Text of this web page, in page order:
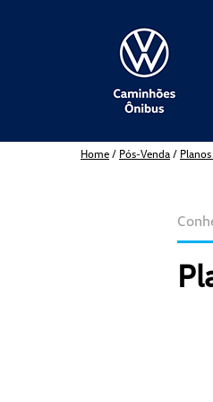
Home / Pós-Venda /